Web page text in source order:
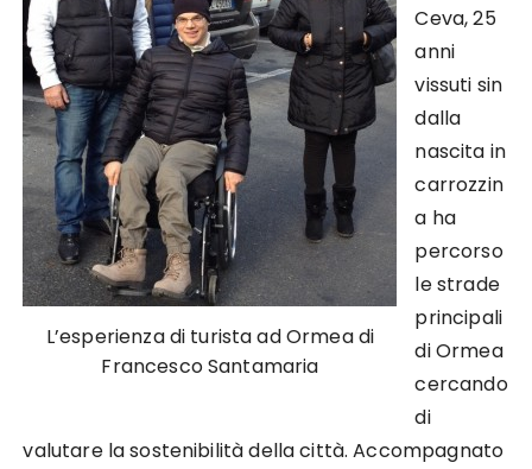
L’esperienza di turista ad Ormea di
Francesco Santamaria
Ceva, 25
anni
vissuti sin
dalla
nascita in
carrozzin
a ha
percorso
le strade
principali
di Ormea
cercando
di
valutare la sostenibilità della città. Accompagnato